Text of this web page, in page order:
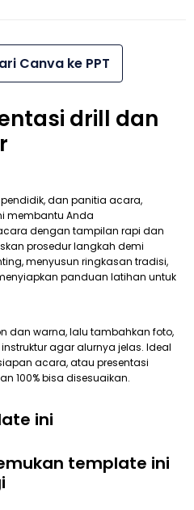
Canva ke PPT
drill dan
dan panitia acara,
membantu Anda
dengan tampilan rapi dan
prosedur langkah demi
menyusun ringkasan tradisi,
panduan latihan untuk
dan warna, lalu tambahkan foto,
agar alurnya jelas. Ideal
acara, atau presentasi
100% bisa disesuaikan.
ini
template ini